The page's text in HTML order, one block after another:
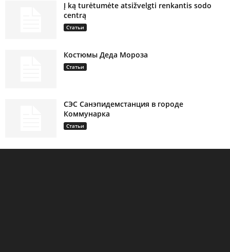
Į ką turėtumėte atsižvelgti renkantis sodo
centrą
Статьи
Костюмы Деда Мороза
Статьи
СЭС Санэпидемстанция в городе
Коммунарка
Статьи